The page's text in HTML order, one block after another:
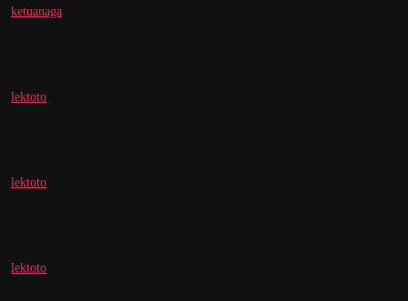
ketuanaga
lektoto
lektoto
lektoto